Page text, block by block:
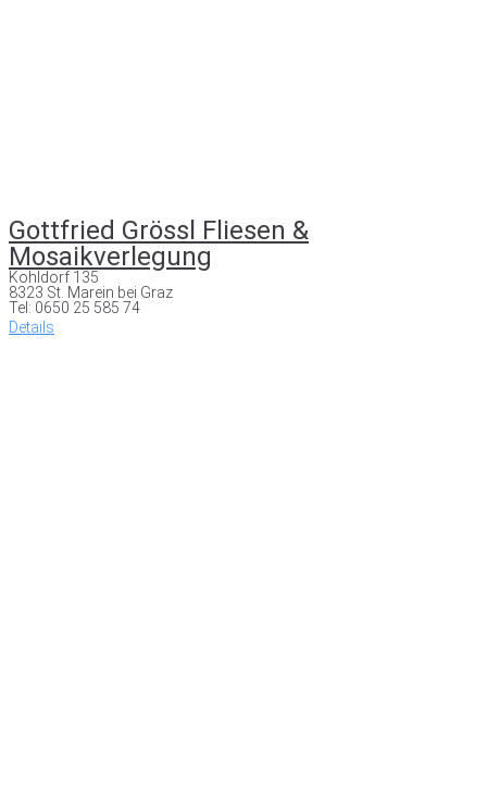
Gottfried Grössl Fliesen &
Mosaikverlegung
Kohldorf 135
8323 St. Marein bei Graz
Tel: 0650 25 585 74
Details